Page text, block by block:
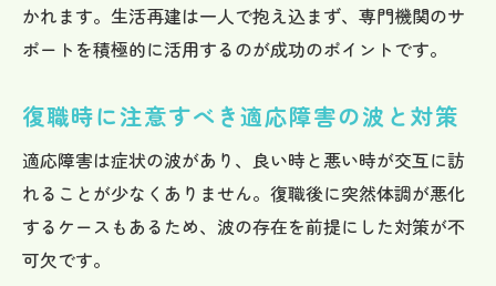
かれます。生活再建は一人で抱え込まず、専門機関のサ
ポートを積極的に活用するのが成功のポイントです。
復職時に注意すべき適応障害の波と対策
適応障害は症状の波があり、良い時と悪い時が交互に訪
れることが少なくありません。復職後に突然体調が悪化
するケースもあるため、波の存在を前提にした対策が不
可欠です。